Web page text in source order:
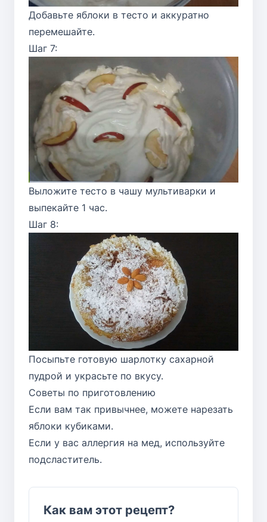
Добавьте яблоки в тесто и аккуратно
перемешайте.
Шаг 7:
Выложите тесто в чашу мультиварки и
выпекайте 1 час.
Шаг 8:
Посыпьте готовую шарлотку сахарной
пудрой и украсьте по вкусу.
Советы по приготовлению
Если вам так привычнее, можете нарезать
яблоки кубиками.
Если у вас аллергия на мед, используйте
подсластитель.
Как вам этот рецепт?